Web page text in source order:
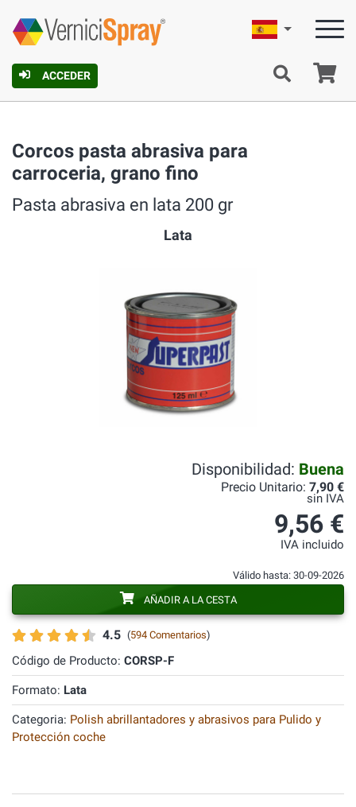
ACCEDER
Español
Corcos pasta abrasiva para
carroceria, grano fino
Pasta abrasiva en lata 200 gr
Lata
4.5 (594 Comentarios)
Código de Producto: CORSP-F
Formato: Lata
Categoria: Polish abrillantadores y abrasivos para Pulido y
Protección coche
Disponibilidad: Buena
Precio Unitario: 7,90 €
sin IVA
9,56 €
IVA incluido
Válido hasta: 30-09-2026
AÑADIR A LA CESTA